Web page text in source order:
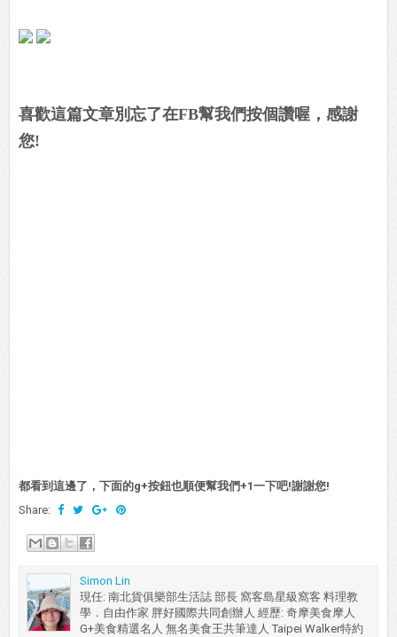
喜歡這篇文章別忘了在FB幫我們按個讚喔，感謝
您!
都看到這邊了，下面的g+按鈕也順便幫我們+1一下吧!謝謝您!
Share:
Simon Lin
現任: 南北貨俱樂部生活誌 部長 窩客島星級窩客 料理教
學．自由作家 胖好國際共同創辦人 經歷: 奇摩美食摩人
G+美食精選名人 無名美食王共筆達人 Taipei Walker特約